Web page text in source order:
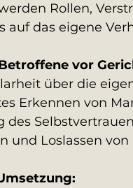
Rollen,
auf das eigene
vor
über die
Erkennen von
des
und Loslassen